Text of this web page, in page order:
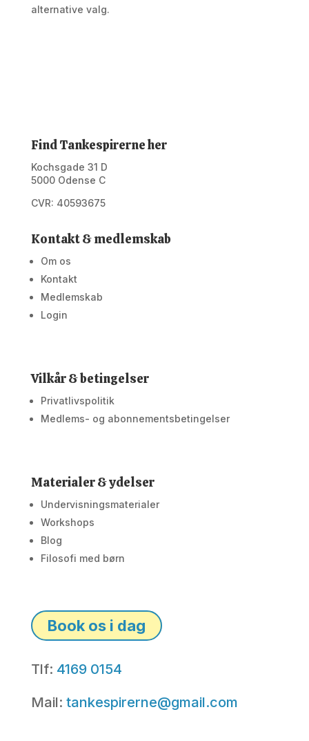
alternative valg.
Find Tankespirerne her
Kochsgade 31 D
5000 Odense C
CVR: 40593675
Kontakt & medlemskab
Om os
Kontakt
Medlemskab
Login
Vilkår & betingelser
Privatlivspolitik
Medlems- og abonnementsbetingelser
Materialer & ydelser
Undervisningsmaterialer
Workshops
Blog
Filosofi med børn
Book os i dag
Tlf: 4169 0154
Mail: tankespirerne@gmail.com